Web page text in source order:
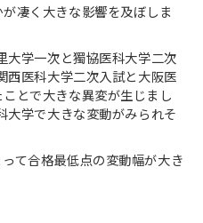
凄く大きな影響を及ぼしま
大学一次と獨協医科大学二次
西医科大学二次入試と大阪医
とで大きな異変が生じまし
大学で大きな変動がみられそ
て合格最低点の変動幅が大き